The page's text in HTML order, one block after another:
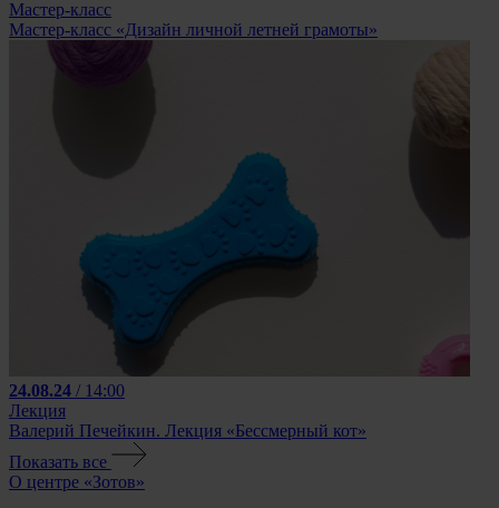
Мастер-класс
Мастер-класс «Дизайн личной летней грамоты»
24.08.24 / 14:00
Лекция
Валерий Печейкин. Лекция «Бессмерный кот»
Показать все
О центре «Зотов»